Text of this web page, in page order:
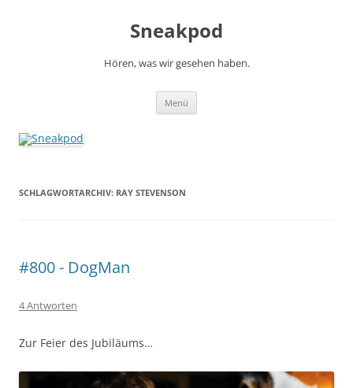
Sneakpod
Hören, was wir gesehen haben.
Menü
SCHLAGWORTARCHIV: RAY STEVENSON
#800 - DogMan
4 Antworten
Zur Feier des Jubiläums…